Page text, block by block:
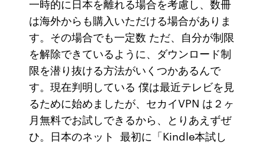
一時的に日本を離れる場合を考慮し、数冊
は海外からも購入いただける場合がありま
す。その場合でも一定数 ただ、自分が制限
を解除できているように、ダウンロード制
限を潜り抜ける方法がいくつかあるんで
す。現在判明している 僕は最近テレビを見
るために始めましたが、セカイVPN は２ヶ
月無料でお試しできるから、とりあえずぜ
ひ。日本のネット 最初に「Kindle本試し